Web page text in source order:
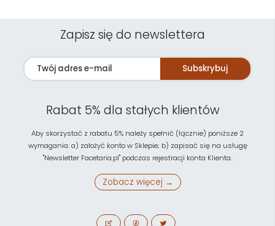
Zapisz się do newslettera
Subskrybuj
Rabat 5% dla stałych klientów
Aby skorzystać z rabatu 5% należy spełnić (łącznie) poniższe 2
wymagania: a) założyć konto w Sklepie; b) zapisać się na usługę
"Newsletter Facetaria.pl" podczas rejestracji konta Klienta.
Zobacz więcej →